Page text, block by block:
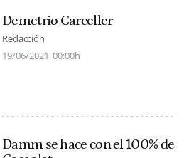
Demetrio Carceller
Redacción
19/06/2021 00:00h
Damm se hace con el 100% de